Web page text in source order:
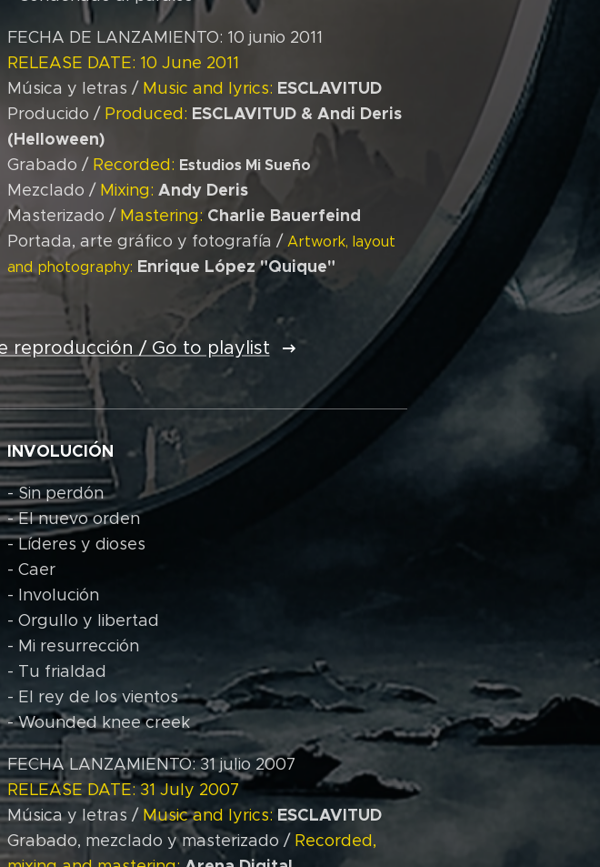
FECHA DE LANZAMIENTO: 10 junio 2011
RELEASE DATE: 10 June 2011
Música y letras / Music and lyrics: ESCLAVITUD
Producido / Produced: ESCLAVITUD & Andi Deris
(Helloween)
Grabado / Recorded: Estudios Mi Sueño
Mezclado / Mixing: Andy Deris
Masterizado / Mastering: Charlie Bauerfeind
Portada, arte gráfico y fotografía / Artwork, layout
and photography: Enrique López "Quique"
reproducción / Go to playlist
INVOLUCIÓN
- Sin perdón
- El nuevo orden
- Líderes y dioses
- Caer
- Involución
- Orgullo y libertad
- Mi resurrección
- Tu frialdad
- El rey de los vientos
- Wounded knee creek
FECHA LANZAMIENTO: 31 julio 2007
RELEASE DATE: 31 July 2007
Música y letras / Music and lyrics: ESCLAVITUD
Grabado, mezclado y masterizado / Recorded,